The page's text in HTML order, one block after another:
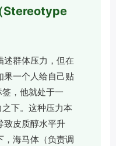
Stereotype
述群体压力，但在
果一个人给自己贴
，他就处于一
下。这种压力本
致皮质醇水平升
，海马体（负责调